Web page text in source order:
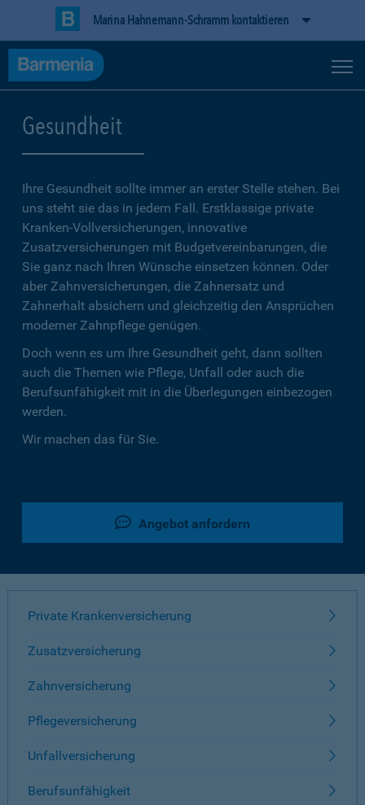
Marina Hahnemann-Schramm kontaktieren
Gesundheit
Ihre Gesundheit sollte immer an erster Stelle stehen. Bei
uns steht sie das in jedem Fall. Erstklassige private
Kranken-Vollversicherungen, innovative
Zusatzversicherungen mit Budgetvereinbarungen, die
Sie ganz nach Ihren Wünsche einsetzen können. Oder
aber Zahnversicherungen, die Zahnersatz und
Zahnerhalt absichern und gleichzeitig den Ansprüchen
moderner Zahnpflege genügen.
Doch wenn es um Ihre Gesundheit geht, dann sollten
auch die Themen wie Pflege, Unfall oder auch die
Berufsunfähigkeit mit in die Überlegungen einbezogen
werden.
Wir machen das für Sie.
Angebot anfordern
Private Krankenversicherung
Zusatzversicherung
Zahnversicherung
Pflegeversicherung
Unfallversicherung
Berufsunfähigkeit